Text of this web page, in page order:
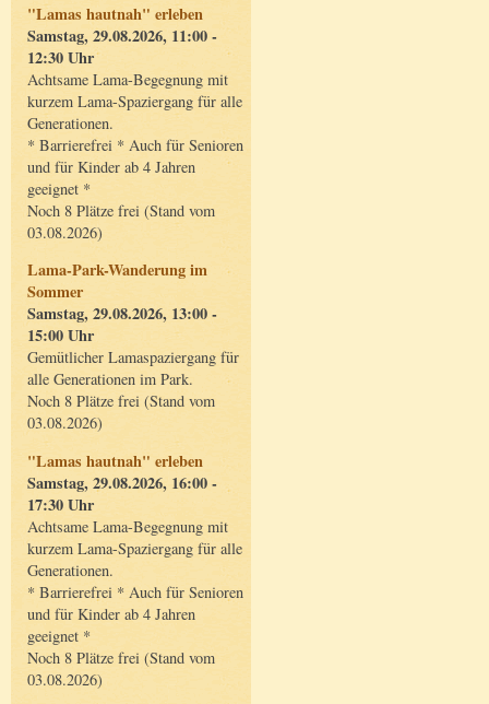
"Lamas hautnah" erleben
Samstag, 29.08.2026, 11:00 -
12:30 Uhr
Achtsame Lama-Begegnung mit
kurzem Lama-Spaziergang für alle
Generationen.
* Barrierefrei * Auch für Senioren
und für Kinder ab 4 Jahren
geeignet *
Noch 8 Plätze frei (Stand vom
03.08.2026)
Lama-Park-Wanderung im
Sommer
Samstag, 29.08.2026, 13:00 -
15:00 Uhr
Gemütlicher Lamaspaziergang für
alle Generationen im Park.
Noch 8 Plätze frei (Stand vom
03.08.2026)
"Lamas hautnah" erleben
Samstag, 29.08.2026, 16:00 -
17:30 Uhr
Achtsame Lama-Begegnung mit
kurzem Lama-Spaziergang für alle
Generationen.
* Barrierefrei * Auch für Senioren
und für Kinder ab 4 Jahren
geeignet *
Noch 8 Plätze frei (Stand vom
03.08.2026)